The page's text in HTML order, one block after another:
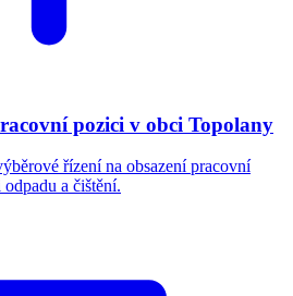
pozici v obci Topolany
řízení na obsazení pracovní
a čištění.